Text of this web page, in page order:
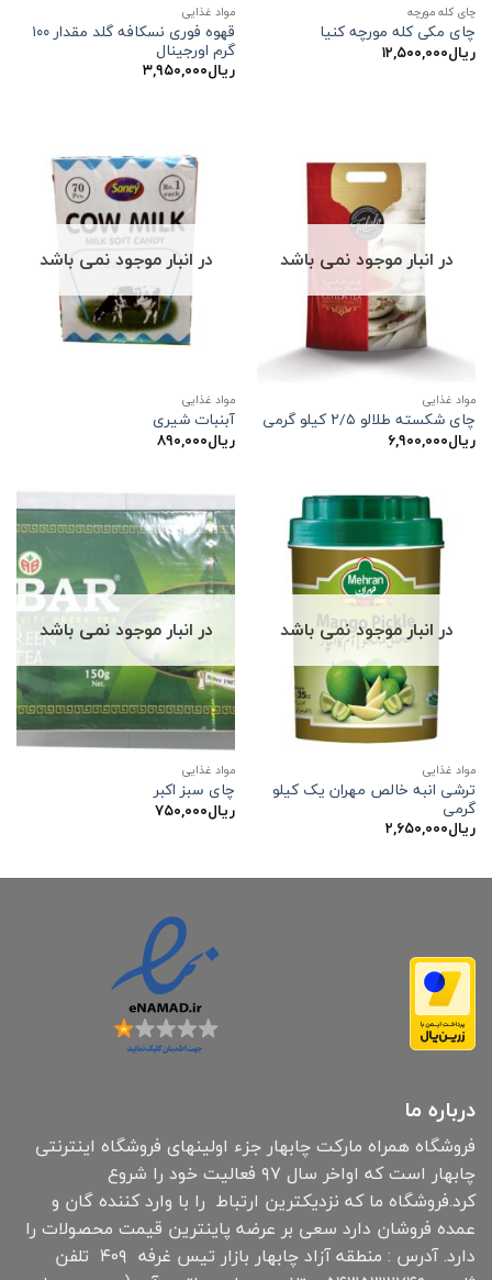
چای کله مورچه
چای مکی کله مورچه کنیا
ریال۱۲,۵۰۰,۰۰۰
مواد غذایی
قهوه فوری نسکافه گلد مقدار ۱۰۰
گرم اورجینال
ریال۳,۹۵۰,۰۰۰
در انبار موجود نمی باشد
مواد غذایی
چای شکسته طلالو ۲/۵ کیلو گرمی
ریال۶,۹۰۰,۰۰۰
در انبار موجود نمی باشد
مواد غذایی
آبنبات شیری
ریال۸۹۰,۰۰۰
در انبار موجود نمی باشد
مواد غذایی
ترشی انبه خالص مهران یک کیلو
گرمی
ریال۲,۶۵۰,۰۰۰
در انبار موجود نمی باشد
مواد غذایی
چای سبز اکبر
ریال۷۵۰,۰۰۰
درباره ما
فروشگاه همراه مارکت چابهار جزء اولینهای فروشگاه اینترنتی
چابهار است که اواخر سال ۹۷ فعالیت خود را شروع
کرد.فروشگاه ما که نزدیکترین ارتباط را با وارد کننده گان و
عمده فروشان دارد سعی بر عرضه پاینترین قیمت محصولات را
دارد. آدرس : منطقه آزاد چابهار بازار تیس غرفه ۴۰۹ تلفن